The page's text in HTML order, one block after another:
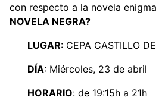
con respecto a la novela
NOVELA NEGRA?
LUGAR: CEPA CASTILLO
DÍA: Miércoles, 23 de abril
HORARIO: de 19:15h a 21h